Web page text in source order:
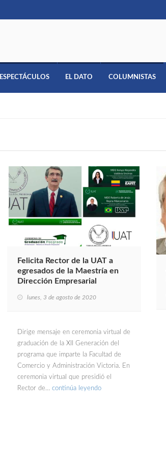
ESPECTÁCULOS EL DATO COLUMNISTAS
Felicita Rector de la UAT a
egresados de la Maestría en
Dirección Empresarial
lunes, 3 de agosto de 2020
Dirige mensaje en ceremonia virtual de
graduación de la XII Generación del
programa que imparte la Facultad de
Comercio y Administración Victoria. En
ceremonia virtual que presidió el
Rector de… continúa leyendo